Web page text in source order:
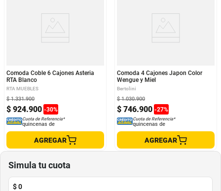
Comoda Coble 6 Cajones Asteria
RTA Blanco
RTA MUEBLES
$ 924.900 -30%
$ 1.331.900
Cuota de Referencia*
quincenas de
AGREGAR
Comoda 4 Cajones Japon Color
Wengue y Miel
Bertolini
$ 746.900 -27%
$ 1.030.900
Cuota de Referencia*
quincenas de
AGREGAR
Simula tu cuota
$0